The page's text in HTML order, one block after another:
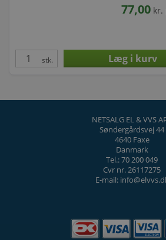
77,00 kr.
stk.
NETSALG EL & VVS
Søndergårdsvej 44
4640 Faxe
Danmark
Tel.: 70 200 049
Cvr nr. 26117275
E-mail: